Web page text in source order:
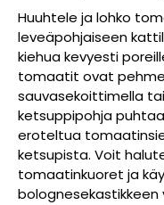
Huuhtele ja lohko
leveäpohjaiseen
kiehua kevyesti
tomaatit ovat
sauvasekoittimella
ketsuppipohja
eroteltua
ketsupista. Voit
tomaatinkuoret ja
bolognesekastikkeen